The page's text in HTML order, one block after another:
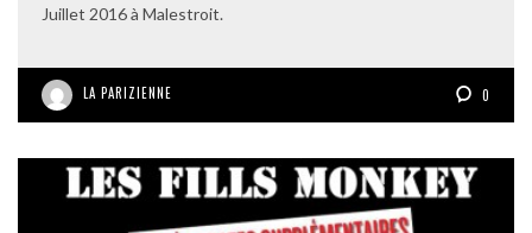
Juillet 2016 à Malestroit.
LA PARIZIENNE 0